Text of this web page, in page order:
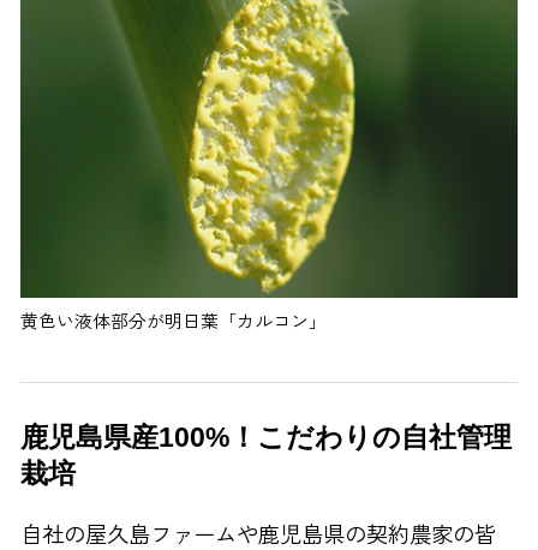
黄色い液体部分が明日葉「カルコン」
鹿児島県産100%！こだわりの自社管理
栽培
自社の屋久島ファームや鹿児島県の契約農家の皆